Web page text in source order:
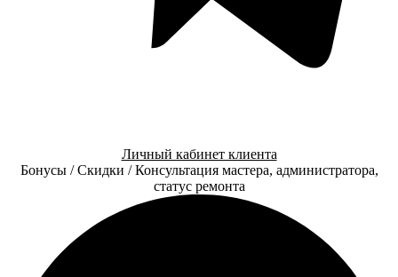
Личный кабинет клиента
Бонусы / Скидки / Консультация мастера, администратора,
статус ремонта